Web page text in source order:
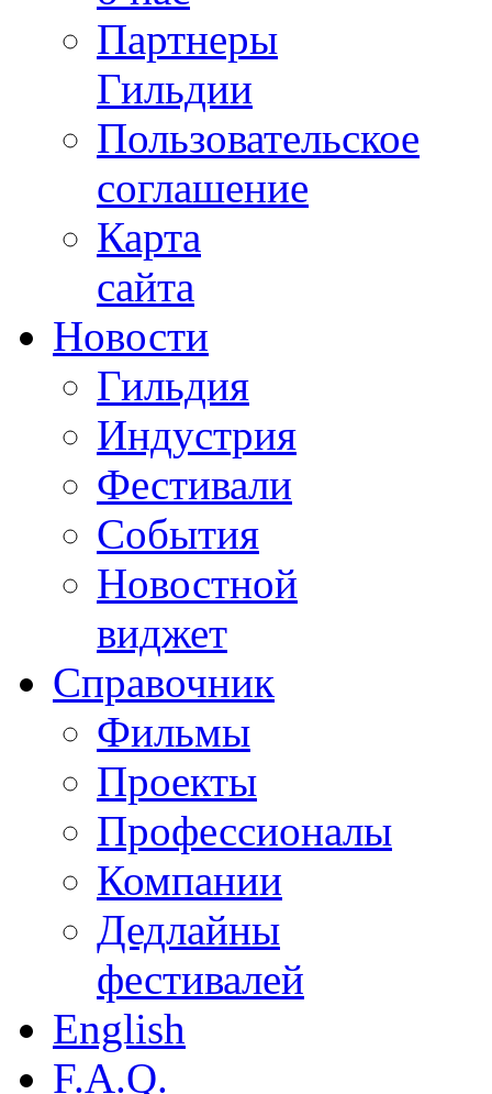
Партнеры
Гильдии
Пользовательское
соглашение
Карта
сайта
Новости
Гильдия
Индустрия
Фестивали
События
Новостной
виджет
Справочник
Фильмы
Проекты
Профессионалы
Компании
Дедлайны
фестивалей
English
F.A.Q.